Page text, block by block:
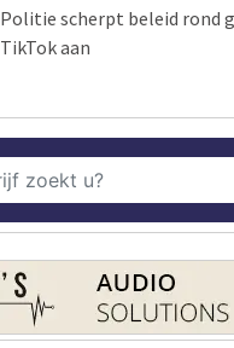
Politie scherpt beleid rond
TikTok aan